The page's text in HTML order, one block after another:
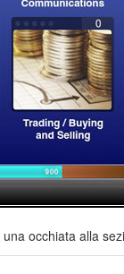
occhiata alla